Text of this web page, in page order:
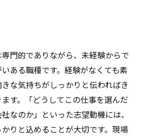
門的でありながら、未経験からで
ある職種です。経験がなくても素
な気持ちがしっかりと伝わればき
す。「どうしてこの仕事を選んだ
なのか」といった志望動機には、
りと込めることが大切です。現場